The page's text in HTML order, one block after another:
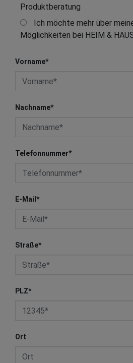
Produktberatung
Möglichkeiten bei HEIM &
Vorname*
Nachname*
Telefonnummer*
E-Mail *
Straße*
PLZ*
Ort